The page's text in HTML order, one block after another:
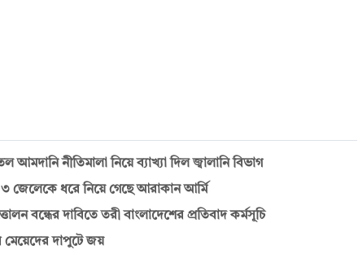
আমদানি নীতিমালা নিয়ে ব্যাখ্যা দিল জ্বালানি বিভাগ
জেলেকে ধরে নিয়ে গেছে আরাকান আর্মি
বন্ধের দাবিতে তরী বাংলাদেশের প্রতিবাদ কর্মসূচি
দাপুটে জয়